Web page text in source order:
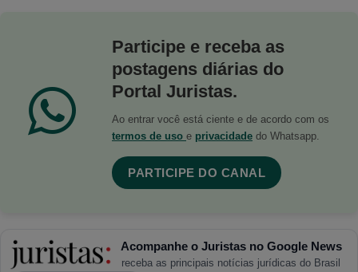
Participe e receba as
postagens diárias do
Portal Juristas.
Ao entrar você está ciente e de acordo com os
termos de uso e privacidade do Whatsapp.
PARTICIPE DO CANAL
Acompanhe o Juristas no Google News
receba as principais notícias jurídicas do Brasil